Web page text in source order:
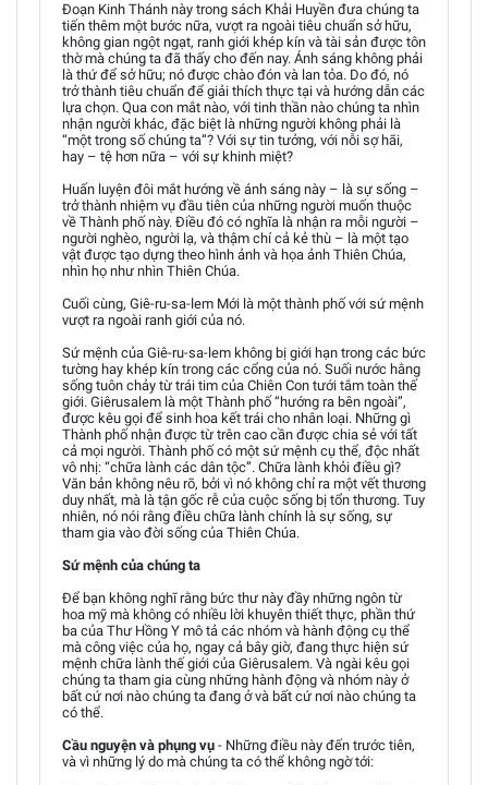
Đoạn Kinh Thánh này trong sách Khải Huyền đưa chúng ta
tiến thêm một bước nữa, vượt ra ngoài tiêu chuẩn sở hữu,
không gian ngột ngạt, ranh giới khép kín và tài sản được tôn
thờ mà chúng ta đã thấy cho đến nay. Ánh sáng không phải
là thứ để sở hữu; nó được chào đón và lan tỏa. Do đó, nó
trở thành tiêu chuẩn để giải thích thực tại và hướng dẫn các
lựa chọn. Qua con mắt nào, với tinh thần nào chúng ta nhìn
nhận người khác, đặc biệt là những người không phải là
“một trong số chúng ta”? Với sự tin tưởng, với nỗi sợ hãi,
hay – tệ hơn nữa – với sự khinh miệt?
Huấn luyện đôi mắt hướng về ánh sáng này – là sự sống –
trở thành nhiệm vụ đầu tiên của những người muốn thuộc
về Thành phố này. Điều đó có nghĩa là nhận ra mỗi người –
người nghèo, người lạ, và thậm chí cả kẻ thù – là một tạo
vật được tạo dựng theo hình ảnh và họa ảnh Thiên Chúa,
nhìn họ như nhìn Thiên Chúa.
Cuối cùng, Giê-ru-sa-lem Mới là một thành phố với sứ mệnh
vượt ra ngoài ranh giới của nó.
Sứ mệnh của Giê-ru-sa-lem không bị giới hạn trong các bức
tường hay khép kín trong các cổng của nó. Suối nước hằng
sống tuôn chảy từ trái tim của Chiên Con tưới tắm toàn thế
giới. Giêrusalem là một Thành phố “hướng ra bên ngoài”,
được kêu gọi để sinh hoa kết trái cho nhân loại. Những gì
Thành phố nhận được từ trên cao cần được chia sẻ với tất
cả mọi người. Thành phố có một sứ mệnh cụ thể, độc nhất
vô nhị: “chữa lành các dân tộc”. Chữa lành khỏi điều gì?
Văn bản không nêu rõ, bởi vì nó không chỉ ra một vết thương
duy nhất, mà là tận gốc rễ của cuộc sống bị tổn thương. Tuy
nhiên, nó nói rằng điều chữa lành chính là sự sống, sự
tham gia vào đời sống của Thiên Chúa.
Sứ mệnh của chúng ta
Để bạn không nghĩ rằng bức thư này đầy những ngôn từ
hoa mỹ mà không có nhiều lời khuyên thiết thực, phần thứ
ba của Thư Hồng Y mô tả các nhóm và hành động cụ thể
mà công việc của họ, ngay cả bây giờ, đang thực hiện sứ
mệnh chữa lành thế giới của Giêrusalem. Và ngài kêu gọi
chúng ta tham gia cùng những hành động và nhóm này ở
bất cứ nơi nào chúng ta đang ở và bất cứ nơi nào chúng ta
có thể.
Cầu nguyện và phụng vụ - Những điều này đến trước tiên,
và vì những lý do mà chúng ta có thể không ngờ tới: